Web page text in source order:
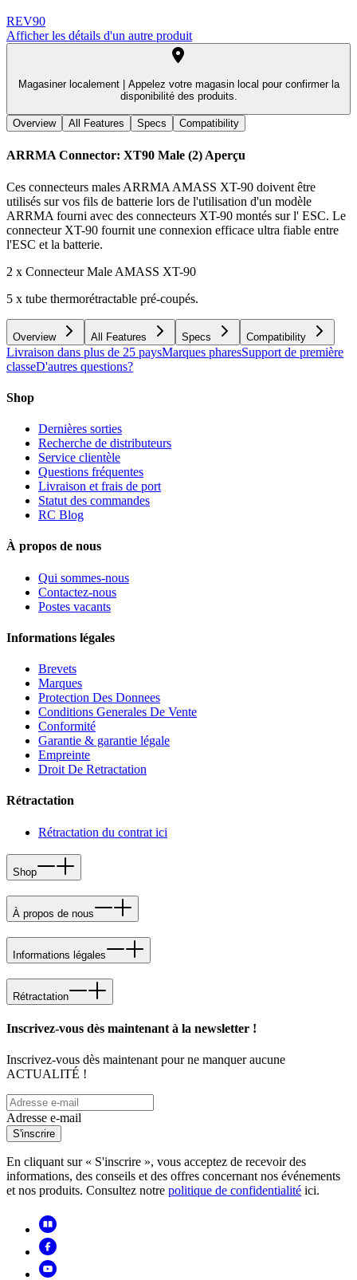
REV90
Afficher les détails d'un autre produit
Magasiner localement |Appelez votre magasin local pour confirmer la
disponibilité des produits.
Overview All Features Specs Compatibility
ARRMA Connector: XT90 Male (2) Aperçu
Ces connecteurs males ARRMA AMASS XT-90 doivent être
utilisés sur vos fils de batterie lors de l'utilisation d'un modèle
ARRMA fourni avec des connecteurs XT-90 montés sur l' ESC. Le
connecteur XT-90 fournit une connexion efficace ultra fiable entre
l'ESC et la batterie.
2 x Connecteur Male AMASS XT-90
5 x tube thermorétractable pré-coupés.
Overview All Features Specs Compatibility
Livraison dans plus de 25 paysMarques pharesSupport de première
classeD'autres questions?
Shop
Dernières sorties
Recherche de distributeurs
Service clientèle
Questions fréquentes
Livraison et frais de port
Statut des commandes
RC Blog
À propos de nous
Qui sommes-nous
Contactez-nous
Postes vacants
Informations légales
Brevets
Marques
Protection Des Donnees
Conditions Generales De Vente
Conformité
Garantie & garantie légale
Empreinte
Droit De Retractation
Rétractation
Rétractation du contrat ici
Shop
À propos de nous
Informations légales
Rétractation
Inscrivez-vous dès maintenant à la newsletter !
Inscrivez-vous dès maintenant pour ne manquer aucune
ACTUALITÉ !
Adresse e-mail
S'inscrire
En cliquant sur « S'inscrire », vous acceptez de recevoir des
informations, des conseils et des offres concernant nos événements
et nos produits. Consultez notre politique de confidentialité ici.